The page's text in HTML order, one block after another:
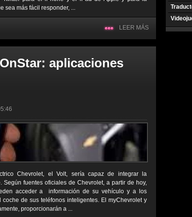
sea más fácil responder, ...
LEER MÁS
aplicaciones
Chevrolet, el Volt, sería capaz de integrar la
fuentes oficiales de Chevrolet, a partir de hoy,
acceder a información de su vehículo y a los
de sus teléfonos inteligentes. El myChevrolet y
proporcionarán a ...